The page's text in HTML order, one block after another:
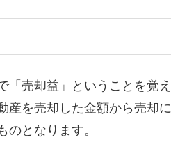
「売却益」ということを覚え
産を売却した金額から売却に
となります。